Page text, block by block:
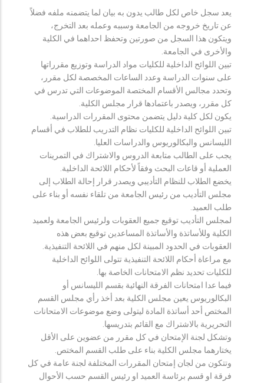
يعد سجل خاص لكل طالب يدون به بيان لما يتضمنه ملفه فضلاً
عن تاريخ خروجه من الجامعة وسببه وعمله بعد التخرج،
ويتكون هذا السجل من صورتين وتحفظ احداهما في الكلية
والأخرى في الجامعة.
تبين اللوائح الداخلية للكليات مواد الدراسة وتوزيع مقرراتها
على سنوات الدراسة وعدد الساعات المخصصة لكل مقرر،
وتحدد مجالس الأقسام المختصة الموضوعات التي تدرس في
كل مقرر، ويصدر باعتمادها قرار مجلس الكلية.
يكون لكل كلية دليل يتضمن محتوى المقررات الدراسية.
تبين اللوائح الداخلية للكليات نظام التدريب للطلاب في أقسام
الليسانس والبكالوريوس والدراسات العليا.
يجب على الطالب متابعة الدروس والاشتراك في التمرينات
العملية أو قاعات البحث وفقاً لأحكام اللائحة الداخلية.
يخضع الطلاب للنظام التأديبي ويصدر قرار إحالة الطلاب إلى
مجلس التأديب من رئيس الجامعة من تلقاء نفسه أو بناء على
طلب العميد.
لمجلس التأديب توقيع جميع العقوبات ولرئيس الجامعة ولعميد
الكلية وللأساتذة والأساتذة المساعدين توقيع بعض هذه
العقوبات في الحدود المبينة لكل منهم في اللائحة التنفيذية.
مع مراعاة أحكام اللائحة التنفيذية تتولى اللوائح الداخلية
للكليات تحديد نظم الامتحانات الخاصة بها.
فيما عدا امتحانات الفرقة النهائية بقسم الليسانس أو
البكالوريوس يعين مجلس الكلية بعد أخذ رأي مجلس القسم
المختص أحد أساتذة المادة ليتولى وضع موضوعات الامتحانات
التحريرية بالاشتراك مع القائم بتدريسها.
وتشكل لجنة الإمتحان في كل مقرر من عضوين على الأقل
يختارهما مجلس الكلية بناء على طلب القسم المختص.
وتتكون من لجان إمتحان المقررات المختلفة لجنة عامة في كل
فرقة او قسم برئاسة العميد او رئيس القسم حسب الأحوال